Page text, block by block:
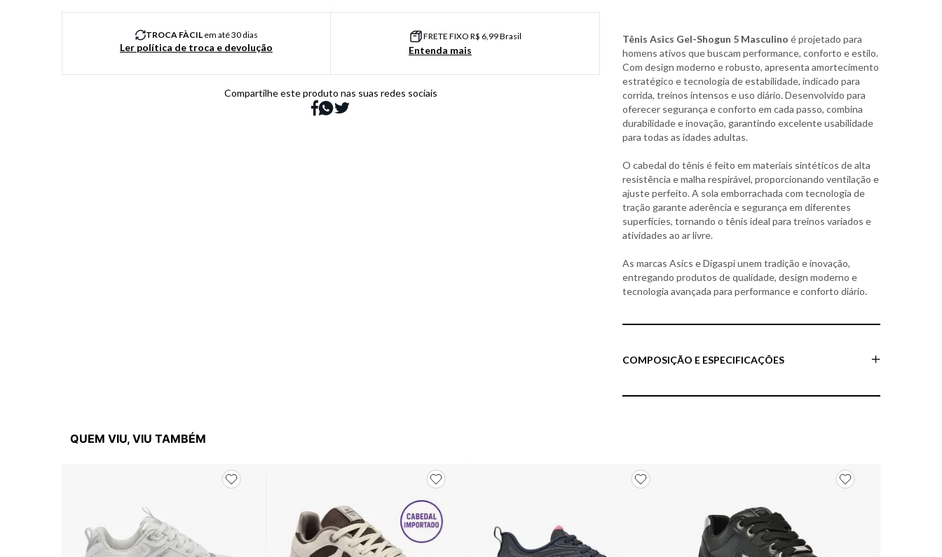
TROCA FÀCILem até 30 dias
Ler política de troca e devolução
FRETE FIXO R$ 6,99 Brasil
Entenda mais
Compartilhe este produto nas suas redes sociais
Tênis Asics Gel-Shogun 5 Masculino é projetado para
homens ativos que buscam performance, conforto e estilo.
Com design moderno e robusto, apresenta amortecimento
estratégico e tecnologia de estabilidade, indicado para
corrida, treinos intensos e uso diário. Desenvolvido para
oferecer segurança e conforto em cada passo, combina
durabilidade e inovação, garantindo excelente usabilidade
para todas as idades adultas.
O cabedal do tênis é feito em materiais sintéticos de alta
resistência e malha respirável, proporcionando ventilação e
ajuste perfeito. A sola emborrachada com tecnologia de
tração garante aderência e segurança em diferentes
superfícies, tornando o tênis ideal para treinos variados e
atividades ao ar livre.
As marcas Asics e Digaspi unem tradição e inovação,
entregando produtos de qualidade, design moderno e
tecnologia avançada para performance e conforto diário.
COMPOSIÇÃO E ESPECIFICAÇÕES
QUEM VIU, VIU TAMBÉM